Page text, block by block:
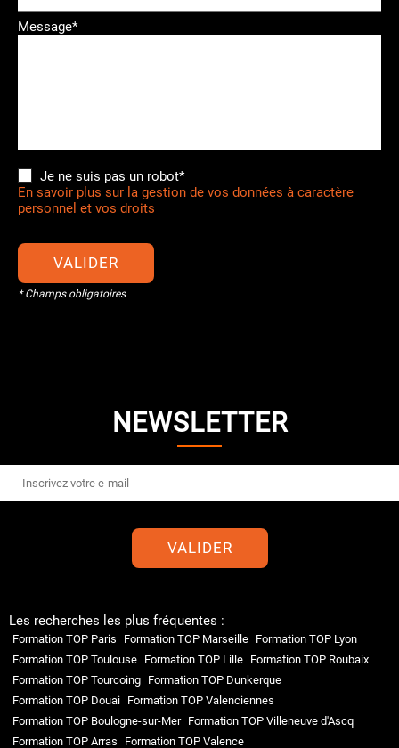
Message*
Je ne suis pas un robot*
En savoir plus sur la gestion de vos données à caractère
personnel et vos droits
VALIDER
* Champs obligatoires
NEWSLETTER
VALIDER
Les recherches les plus fréquentes :
Formation TOP Paris Formation TOP Marseille Formation TOP Lyon
Formation TOP Toulouse Formation TOP Lille Formation TOP Roubaix
Formation TOP Tourcoing Formation TOP Dunkerque
Formation TOP Douai Formation TOP Valenciennes
Formation TOP Boulogne-sur-Mer Formation TOP Villeneuve d'Ascq
Formation TOP Arras
Formation TOP Valence